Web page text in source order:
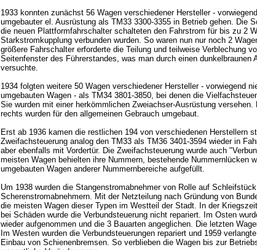
1933 konnten zunächst 56 Wagen verschiedener Hersteller -
umgebauter el. Ausrüstung als TM33 3300-3355 in Betrieb gehen. Die
die neuen Plattformfahrschalter schalteten den Fahrstrom für bis zu 2
Starkstromkupplung verbunden wurden. So waren nun nur noch 2
größere Fahrschalter erforderte die Teilung und teilweise Verblechung
Seitenfenster des Führerstandes, was man durch einen dunkelbraunen
versuchte.
1934 folgten weitere 50 Wagen verschiedener Hersteller - vorwiegend
umgebauten Wagen - als TM34 3801-3850, bei denen die
Sie wurden mit einer herkömmlichen Zweiachser-Ausrüstung versehen.
rechts wurden für den allgemeinen Gebrauch umgebaut.
Erst ab 1936 kamen die restlichen 194 von verschiedenen Herstellern
Zweifachsteuerung analog den TM33 als TM36 3401-3594 wieder in
aber ebenfalls mit Vordertür. Die Zweifachsteuerung wurde auch
meisten Wagen behielten ihre Nummern, bestehende Nummernlücken
umgebauten Wagen anderer Nummernbereiche aufgefüllt.
Um 1938 wurden die Stangenstromabnehmer von Rolle auf
Scherenstromabnehmern. Mit der Netzteilung nach Gründung von
die meisten Wagen dieser Typen im Westteil der Stadt. In der
bei Schäden wurde die Verbundsteuerung nicht repariert. Im Osten
wieder aufgenommen und die 3 Bauarten angeglichen. Die letzten
Im Westen wurden die Verbundsteuerungen repariert und 1959
Einbau von Schienenbremsen. So verblieben die Wagen bis zur